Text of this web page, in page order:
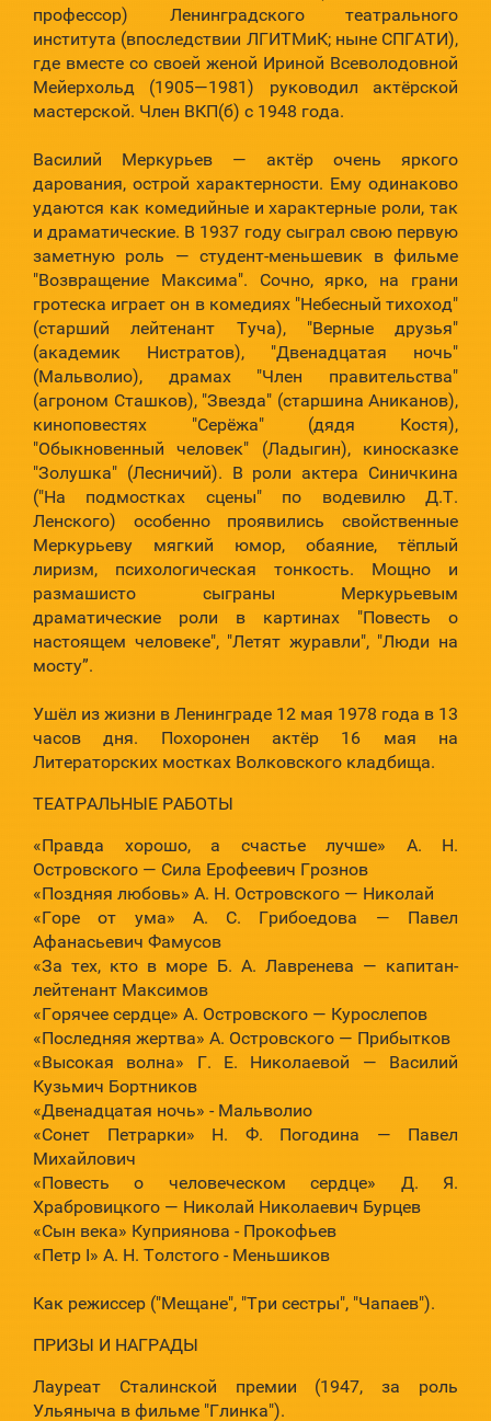
профессор) Ленинградского театрального
института (впоследствии ЛГИТМиК; ныне СПГАТИ),
где вместе со своей женой Ириной Всеволодовной
Мейерхольд (1905—1981) руководил актёрской
мастерской. Член ВКП(б) с 1948 года.
Василий Меркурьев — актёр очень яркого
дарования, острой характерности. Ему одинаково
удаются как комедийные и характерные роли, так
и драматические. В 1937 году сыграл свою первую
заметную роль — студент-меньшевик в фильме
"Возвращение Максима". Сочно, ярко, на грани
гротеска играет он в комедиях "Небесный тихоход"
(старший лейтенант Туча), "Верные друзья"
(академик Нистратов), "Двенадцатая ночь"
(Мальволио), драмах "Член правительства"
(агроном Сташков), "Звезда" (старшина Аниканов),
киноповестях "Серёжа" (дядя Костя),
"Обыкновенный человек" (Ладыгин), киносказке
"Золушка" (Лесничий). В роли актера Синичкина
("На подмостках сцены" по водевилю Д.Т.
Ленского) особенно проявились свойственные
Меркурьеву мягкий юмор, обаяние, тёплый
лиризм, психологическая тонкость. Мощно и
размашисто сыграны Меркурьевым
драматические роли в картинах "Повесть о
настоящем человеке", "Летят журавли", "Люди на
мосту”.
Ушёл из жизни в Ленинграде 12 мая 1978 года в 13
часов дня. Похоронен актёр 16 мая на
Литераторских мостках Волковского кладбища.
ТЕАТРАЛЬНЫЕ РАБОТЫ
«Правда хорошо, а счастье лучше» А. Н.
Островского — Сила Ерофеевич Грознов
«Поздняя любовь» А. Н. Островского — Николай
«Горе от ума» А. С. Грибоедова — Павел
Афанасьевич Фамусов
«За тех, кто в море Б. А. Лавренева — капитан-
лейтенант Максимов
«Горячее сердце» А. Островского — Курослепов
«Последняя жертва» А. Островского — Прибытков
«Высокая волна» Г. Е. Николаевой — Василий
Кузьмич Бортников
«Двенадцатая ночь» - Мальволио
«Сонет Петрарки» Н. Ф. Погодина — Павел
Михайлович
«Повесть о человеческом сердце» Д. Я.
Храбровицкого — Николай Николаевич Бурцев
«Сын века» Куприянова - Прокофьев
«Петр I» А. Н. Толстого - Меньшиков
Как режиссер ("Мещане", "Три сестры", "Чапаев").
ПРИЗЫ И НАГРАДЫ
Лауреат Сталинской премии (1947, за роль
Ульяныча в фильме "Глинка").